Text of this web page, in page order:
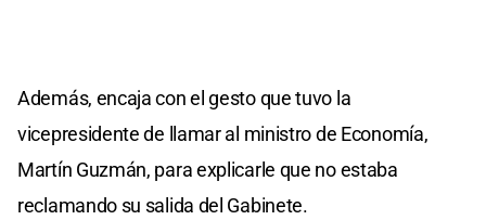
Además, encaja con el gesto que tuvo la
vicepresidente de llamar al ministro de Economía,
Martín Guzmán, para explicarle que no estaba
reclamando su salida del Gabinete.